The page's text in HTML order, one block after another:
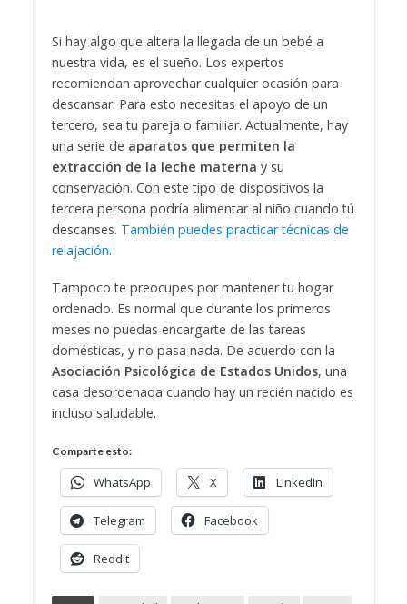
Si hay algo que altera la llegada de un bebé a
nuestra vida, es el sueño. Los expertos
recomiendan aprovechar cualquier ocasión para
descansar. Para esto necesitas el apoyo de un
tercero, sea tu pareja o familiar. Actualmente, hay
una serie de aparatos que permiten la
extracción de la leche materna y su
conservación. Con este tipo de dispositivos la
tercera persona podría alimentar al niño cuando tú
descanses. También puedes practicar técnicas de
relajación.
Tampoco te preocupes por mantener tu hogar
ordenado. Es normal que durante los primeros
meses no puedas encargarte de las tareas
domésticas, y no pasa nada. De acuerdo con la
Asociación Psicológica de Estados Unidos, una
casa desordenada cuando hay un recién nacido es
incluso saludable.
Comparte esto:
WhatsApp X LinkedIn
Telegram Facebook
Reddit